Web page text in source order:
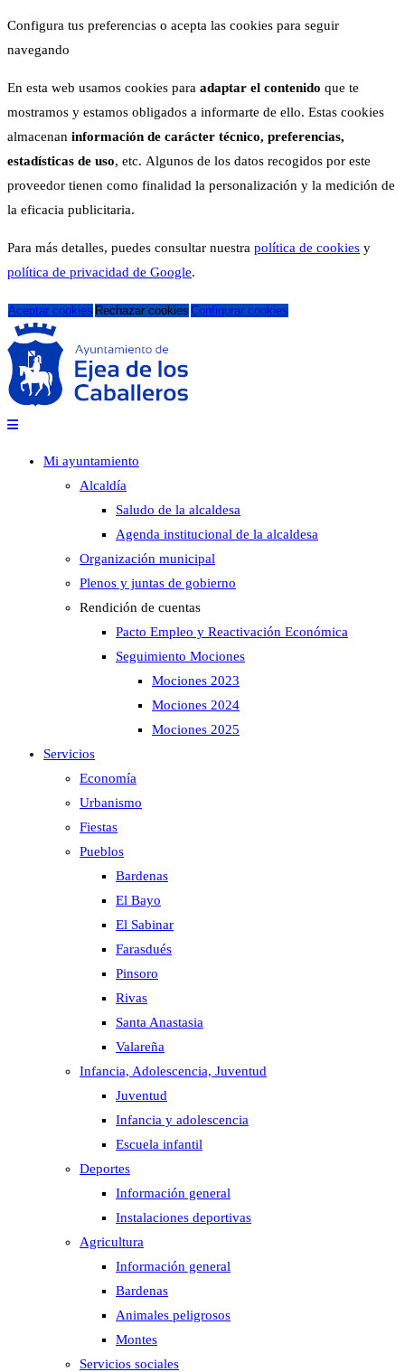
Configura tus preferencias o acepta las cookies para seguir
navegando
En esta web usamos cookies para adaptar el contenido que te
mostramos y estamos obligados a informarte de ello. Estas cookies
almacenan información de carácter técnico, preferencias,
estadísticas de uso, etc. Algunos de los datos recogidos por este
proveedor tienen como finalidad la personalización y la medición de
la eficacia publicitaria.
Para más detalles, puedes consultar nuestra política de cookies y
política de privacidad de Google.
Aceptar cookies Rechazar cookies Configurar cookies
Mi ayuntamiento
Alcaldía
Saludo de la alcaldesa
Agenda institucional de la alcaldesa
Organización municipal
Plenos y juntas de gobierno
Rendición de cuentas
Pacto Empleo y Reactivación Económica
Seguimiento Mociones
Mociones 2023
Mociones 2024
Mociones 2025
Servicios
Economía
Urbanismo
Fiestas
Pueblos
Bardenas
El Bayo
El Sabinar
Farasdués
Pinsoro
Rivas
Santa Anastasia
Valareña
Infancia, Adolescencia, Juventud
Juventud
Infancia y adolescencia
Escuela infantil
Deportes
Información general
Instalaciones deportivas
Agricultura
Información general
Bardenas
Animales peligrosos
Montes
Servicios sociales